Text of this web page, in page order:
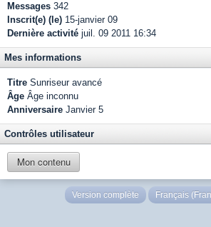
Messages 342
Inscrit(e) (le) 15-janvier 09
Dernière activité juil. 09 2011 16:34
Mes informations
Titre Sunriseur avancé
Âge Âge inconnu
Anniversaire Janvier 5
Contrôles utilisateur
Mon contenu
Version complète Français